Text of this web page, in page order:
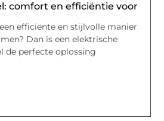
comfort en efficiëntie voor
efficiënte en stijlvolle manier
Dan is een elektrische
de perfecte oplossing